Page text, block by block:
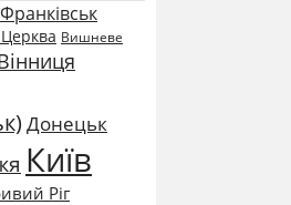
Церква Вишневе
Донецьк
Київ
Ріг